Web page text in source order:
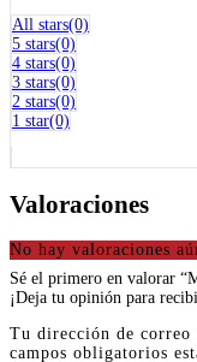
All stars(0)
5 stars(0)
4 stars(0)
3 stars(0)
2 stars(0)
1 star(0)
Valoraciones
No hay valoraciones
Sé el primero en valorar
¡Deja tu opinión para
Tu dirección de correo
campos obligatorios